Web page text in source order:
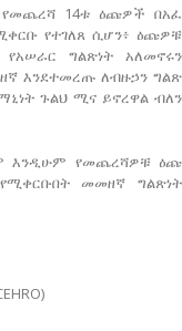
14ቱ ዕጩዎች በአፈ
የተገለጸ ሲሆን፥ ዕጩዎቹ
ግልጽነት አለመኖሩን
እንደተመረጡ ለብዙኃን ግልጽ
ጉልህ ሚና ይኖረዋል ብለን
እንዲሁም የመጨረሻዎቹ ዕጩ
መመዘኛ ግልጽነት